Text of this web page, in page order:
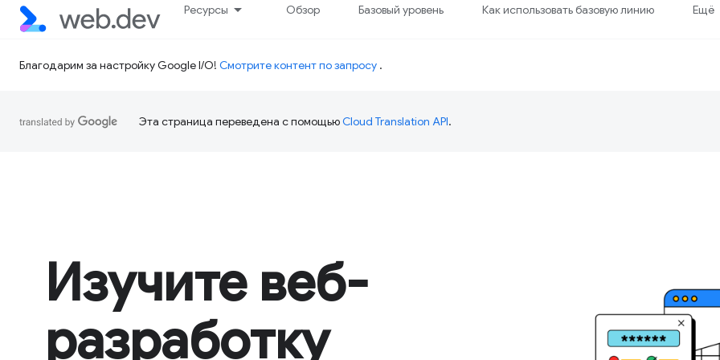
Ресурсы Обзор Базовый уровень Как использовать базовую линию Ещё
Благодарим за настройку Google I/O! Смотрите контент по запросу .
Эта страница переведена с помощьюCloud Translation API.
Изучите веб-
разработку